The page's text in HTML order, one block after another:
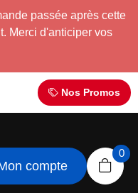
passée après cette
Merci d'anticiper vos
Nos Promos
compte
0